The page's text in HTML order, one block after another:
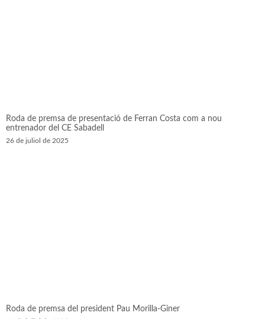
Roda de premsa de presentació de Ferran Costa com a nou
entrenador del CE Sabadell
26 de juliol de 2025
Roda de premsa del president Pau Morilla-Giner